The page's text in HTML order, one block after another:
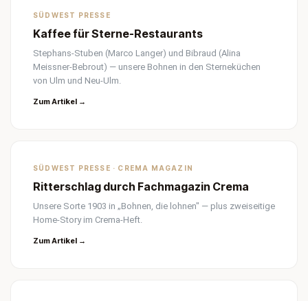
SÜDWEST PRESSE
Kaffee für Sterne-Restaurants
Stephans-Stuben (Marco Langer) und Bibraud (Alina
Meissner-Bebrout) — unsere Bohnen in den Sterneküchen
von Ulm und Neu-Ulm.
Zum Artikel →
SÜDWEST PRESSE · CREMA MAGAZIN
Ritterschlag durch Fachmagazin Crema
Unsere Sorte 1903 in „Bohnen, die lohnen" — plus zweiseitige
Home-Story im Crema-Heft.
Zum Artikel →